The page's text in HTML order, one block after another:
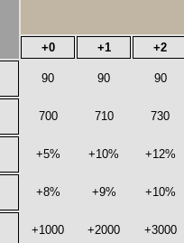
+0 +1 +2
90 90 90
700 710 730
+5% +10% +12%
+8% +9% +10%
+1000 +2000 +3000